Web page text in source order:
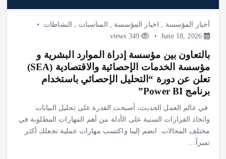
أخبار المؤسسة اخبار المؤسسة المناسبات
النشاطات
June 18, 2026
349 views
بالتعاون بين مؤسسة إدراة الموارد البشرية و
مؤسسة الخدمات الإحصائية والاقتصادية (SEA)
تعلن عن دورة “التحليل الإحصائي باستخدام
برنامج Power BI”
في عالم العمل الحديث، أصبحت القدرة على تحليل البيانات
واتخاذ القرارات المبنية على الأدلة من أهم المهارات المطلوبة في
مختلف المجالات. انضم إلينا واكتسب مهارات عملية تجعلك أكثر
تميزاً…